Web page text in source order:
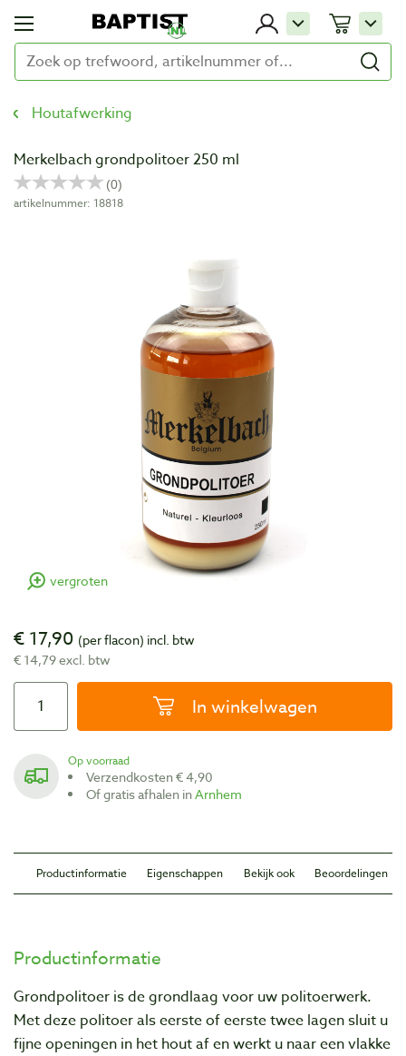
Houtafwerking
Merkelbach grondpolitoer 250 ml
artikelnummer: 18818
vergroten
€ 17,90 (per flacon) incl. btw
€ 14,79 excl. btw
In winkelwagen
Op voorraad
Verzendkosten € 4,90
Of gratis afhalen inArnhem
Productinformatie Eigenschappen Bekijk ook Beoordelingen
Productinformatie
Grondpolitoer is de grondlaag voor uw politoerwerk.
Met deze politoer als eerste of eerste twee lagen sluit u
fijne openingen in het hout af en werkt u naar een vlakke